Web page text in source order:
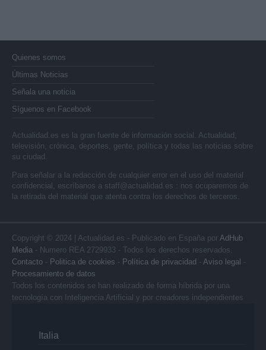
Quienes somos
Últimas Noticias
Señala una noticia
Síguenos en Facebook
Actualidad.es es la gran fuente de información social. Actualidad,
televisión, crónica, deportes, gente, política y todas las noticias sobre
su ciudad.
Para señalar a la redacción de cualquier error en el uso del material
confidencial, escríbanos a staff@actualidad.es : nos ocuparemos de
la retirada del material que atenta contra los derechos de terceros.
Copyright © 2024 | Actualidad.es - Publicado en España por AdHub
Media - Numero REA 2729933 - Todos los derechos reservados.
Contacto - Politica de cookies - Política de privacidad - Aviso legal -
Procesamiento de datos
Todos los contenidos se han realizado de forma híbrida por una
tecnología con Inteligencia Artificial y por creadores independientes
Italia